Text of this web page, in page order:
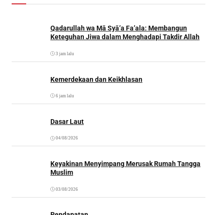
Qadarullah wa Mā Syā’a Fa’ala: Membangun
Keteguhan Jiwa dalam Menghadapi Takdir Allah
3 jam lalu
Kemerdekaan dan Keikhlasan
6 jam lalu
Dasar Laut
04/08/2026
Keyakinan Menyimpang Merusak Rumah Tangga
Muslim
03/08/2026